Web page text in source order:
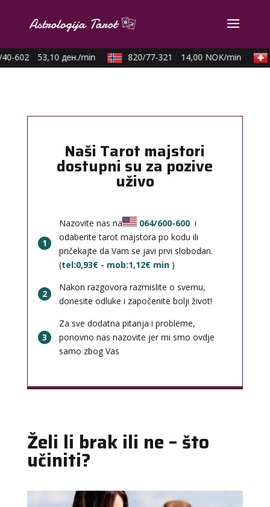
602 53,10 ден./min 820/77-321 14,00 NOK/min
Naši Tarot majstori
dostupni su za pozive
uživo
1
Nazovite nas na 064/600-600 i
odaberite tarot majstora po kodu ili
pričekajte da Vam se javi prvi slobodan.
(tel:0,93€ - mob:1,12€ min )
2
Nakon razgovora razmislite o svemu,
donesite odluke i započenite bolji život!
3
Za sve dodatna pitanja i probleme,
ponovno nas nazovite jer mi smo ovdje
samo zbog Vas
Želi li brak ili ne – što
učiniti?